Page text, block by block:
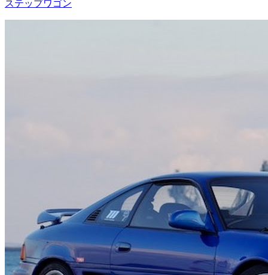
ステップワゴン